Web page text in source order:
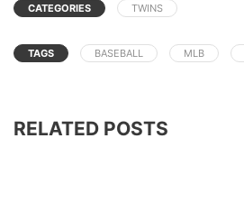
CATEGORIES TWINS
TAGS BASEBALL MLB
RELATED POSTS